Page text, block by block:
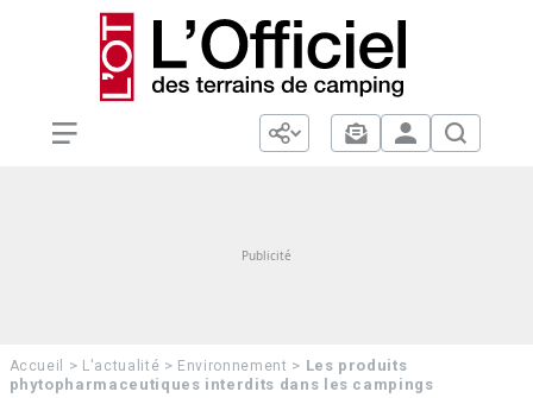
Accueil > L'actualité > Environnement > Les produits
phytopharmaceutiques interdits dans les campings